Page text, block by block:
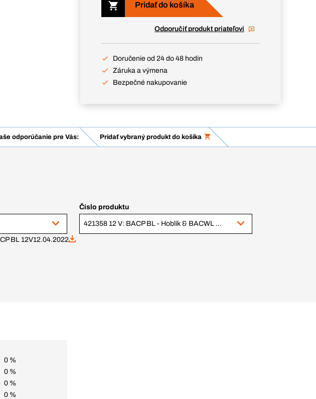
Pridať do košíka
Odporučiť produkt priateľovi
Doručenie od 24 do 48 hodín
Záruka a výmena
Bezpečné nakupovanie
odporúčanie pre Vás: Pridať vybraný produkt do košíka
Číslo produktu
421358 12 V: BACP BL - Hoblík & BACWL - Súprava bitov, vrtákov a svetlo, v BC+
BL 12V12.04.2022
0 %
0 %
0 %
0 %